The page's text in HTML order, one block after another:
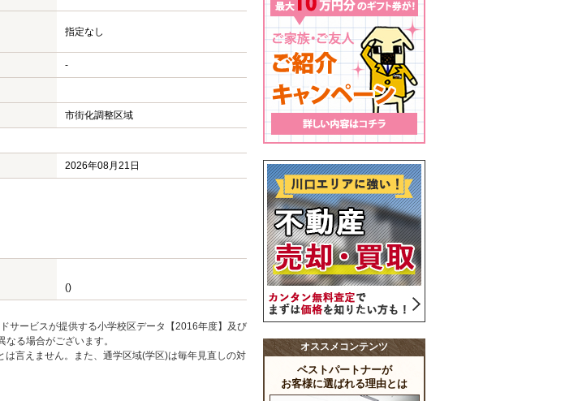
指定なし
-
市街化調整区域
2026年08月21日
()
サービスが提供する小学校区データ【2016年度】及び
る場合がございます。
言えません。また、通学区域(学区)は毎年見直しの対
オススメコンテンツ
ベストパートナーが
お客様に選ばれる理由とは